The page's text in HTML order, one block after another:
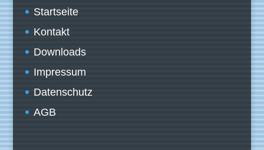
Startseite
Kontakt
Downloads
Impressum
Datenschutz
AGB